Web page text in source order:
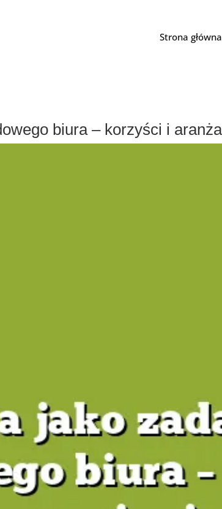
Strona główna
biura – korzyści i